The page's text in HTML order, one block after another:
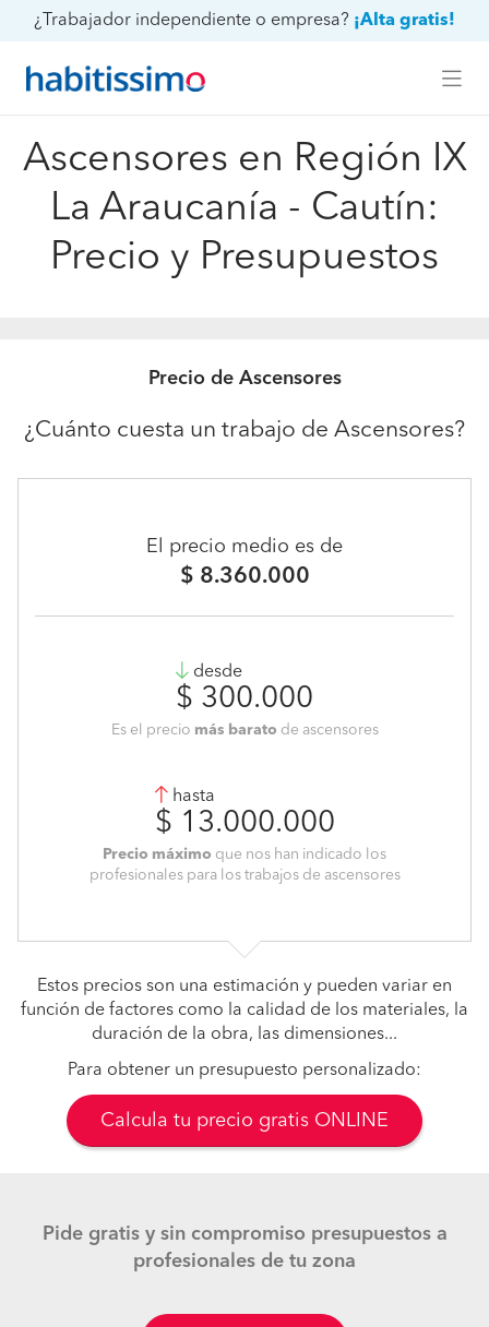
¿Trabajador independiente o empresa? ¡Alta gratis!
Ascensores en Región IX
La Araucanía - Cautín:
Precio y Presupuestos
Precio de Ascensores
¿Cuánto cuesta un trabajo de Ascensores?
El precio medio es de
$ 8.360.000
desde
$ 300.000
Es el precio más barato de ascensores
hasta
$ 13.000.000
Precio máximo que nos han indicado los
profesionales para los trabajos de ascensores
Estos precios son una estimación y pueden variar en
función de factores como la calidad de los materiales, la
duración de la obra, las dimensiones...
Para obtener un presupuesto personalizado:
Calcula tu precio gratis ONLINE
Pide gratis y sin compromiso presupuestos a
profesionales de tu zona